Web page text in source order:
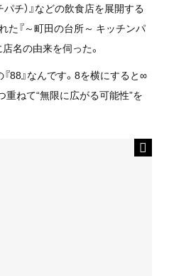
パチ）』などの飲食店を展開する
た『～町田の台所～ キッチンパ
名の由来を伺った。
『88』なんです。8を横にすると∞
重ねて“無限に広がる可能性”を